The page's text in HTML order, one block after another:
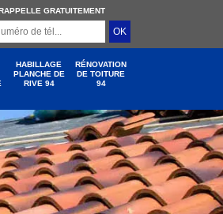
GRATUITEMENT
HABILLAGE
PLANCHE DE
RIVE 94
RÉNOVATION
DE TOITURE
94